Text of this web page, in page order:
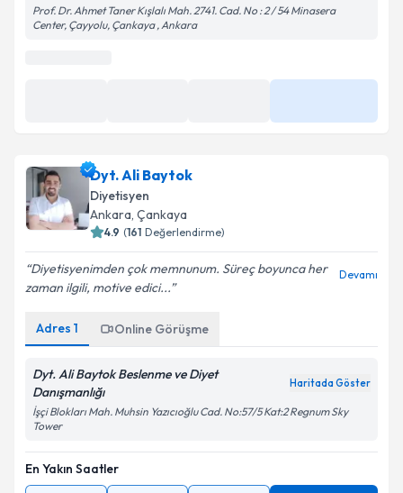
Prof. Dr. Ahmet Taner Kışlalı Mah. 2741. Cad. No : 2 / 54 Minasera
Center, Çayyolu, Çankaya , Ankara
Dyt. Ali Baytok
Diyetisyen
Ankara, Çankaya
4.9 (161 Değerlendirme)
Diyetisyenimden çok memnunum. Süreç boyunca her
zaman ilgili, motive edici...
Devamı
Adres 1 Online Görüşme
Dyt. Ali Baytok Beslenme ve Diyet
Danışmanlığı
Haritada Göster
İşçi Blokları Mah. Muhsin Yazıcıoğlu Cad. No:57/5 Kat:2 Regnum Sky
Tower
En Yakın Saatler